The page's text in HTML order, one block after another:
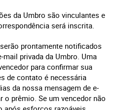
da Umbro são vinculantes e
será inscrita.
prontamente notificados
mail privada da Umbro. Uma
para confirmar sua
de contato é necessária
da nossa mensagem de e-
o prêmio. Se um vencedor não